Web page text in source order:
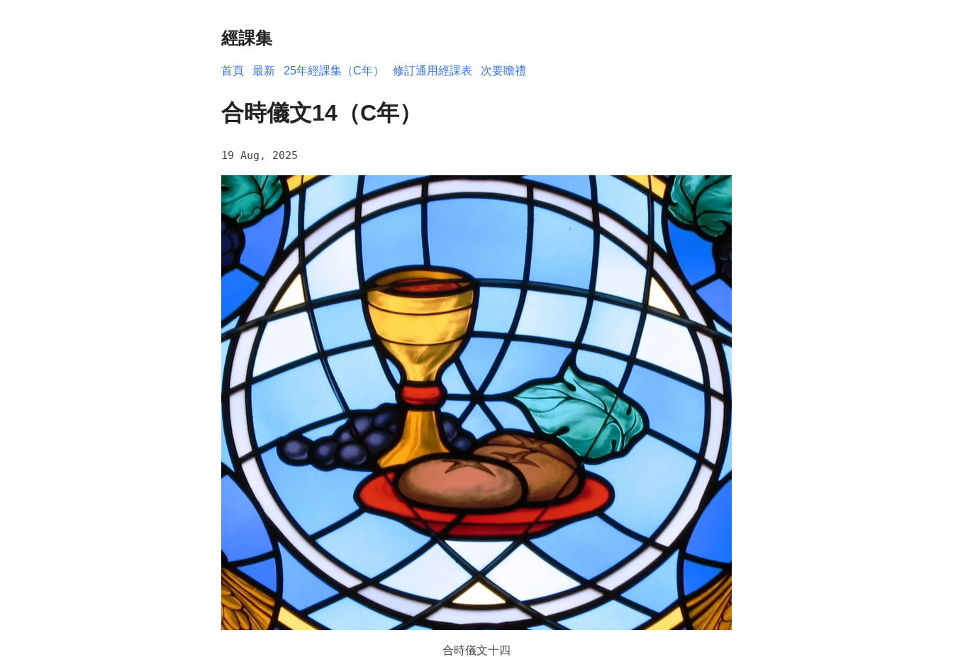
經課集
首頁 最新 25年經課集（C年） 修訂通用經課表 次要瞻禮
合時儀文14（C年）
19 Aug, 2025
合時儀文十四